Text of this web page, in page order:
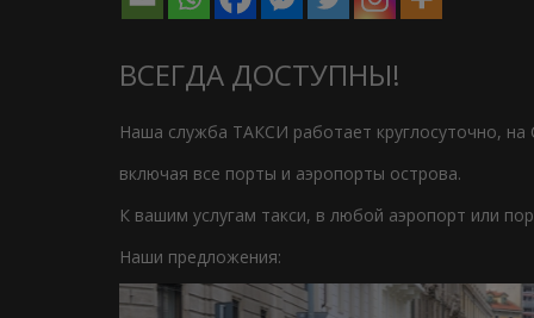
ВСЕГДА ДОСТУПНЫ!
Наша служба ТАКСИ работает круглосуточно, на
включая все порты и аэропорты острова.
К вашим услугам такси, в любой аэропорт или
Наши предложения: